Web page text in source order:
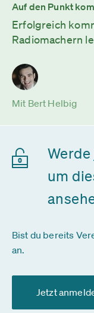
Auf den Punkt
Erfolgreich
Radiomachern
Mit Bert Helbig
um
Bist du bereits
an.
Jetzt